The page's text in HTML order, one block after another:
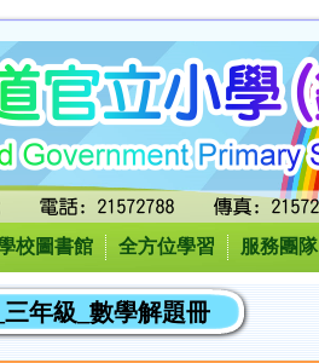
校圖書館 全方位學習 服務團隊
年級_數學解題冊